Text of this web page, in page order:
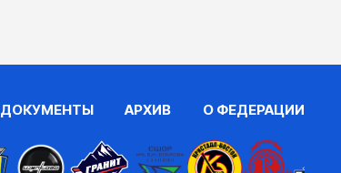
ДОКУМЕНТЫ АРХИВ О ФЕДЕРАЦИИ